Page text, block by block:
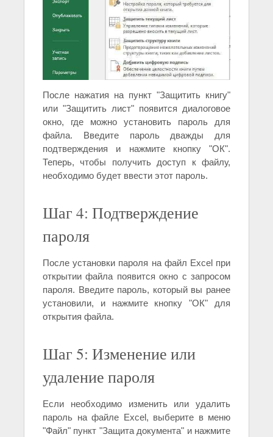
После нажатия на пункт "Защитить книгу"
или "Защитить лист" появится диалоговое
окно, где можно установить пароль для
файла. Введите пароль дважды для
подтверждения и нажмите кнопку "ОК".
Теперь, чтобы получить доступ к файлу,
необходимо будет ввести этот пароль.
Шаг 4: Подтверждение
пароля
После установки пароля на файл Excel при
открытии файла появится окно с запросом
пароля. Введите пароль, который вы ранее
установили, и нажмите кнопку "ОК" для
открытия файла.
Шаг 5: Изменение или
удаление пароля
Если необходимо изменить или удалить
пароль на файле Excel, выберите в меню
"Файл" пункт "Защита документа" и нажмите